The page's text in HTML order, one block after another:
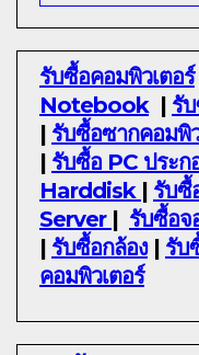
รับซื้อคอมพิวเตอร์
Notebook| รั
| รับซื้อซากคอมพิ
| รับซื้อ PC ประก
Harddisk | รับซื้
Server | รับซื้อจ
| รับซื้อกล้อง| รับ
คอมพิวเตอร์